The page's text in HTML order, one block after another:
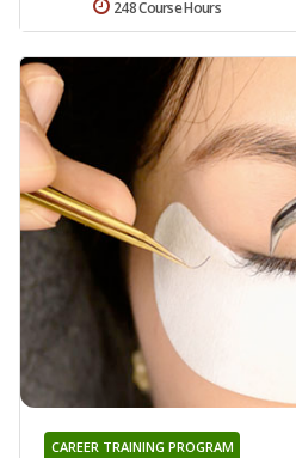
248 Course Hours
CAREER TRAINING PROGRAM